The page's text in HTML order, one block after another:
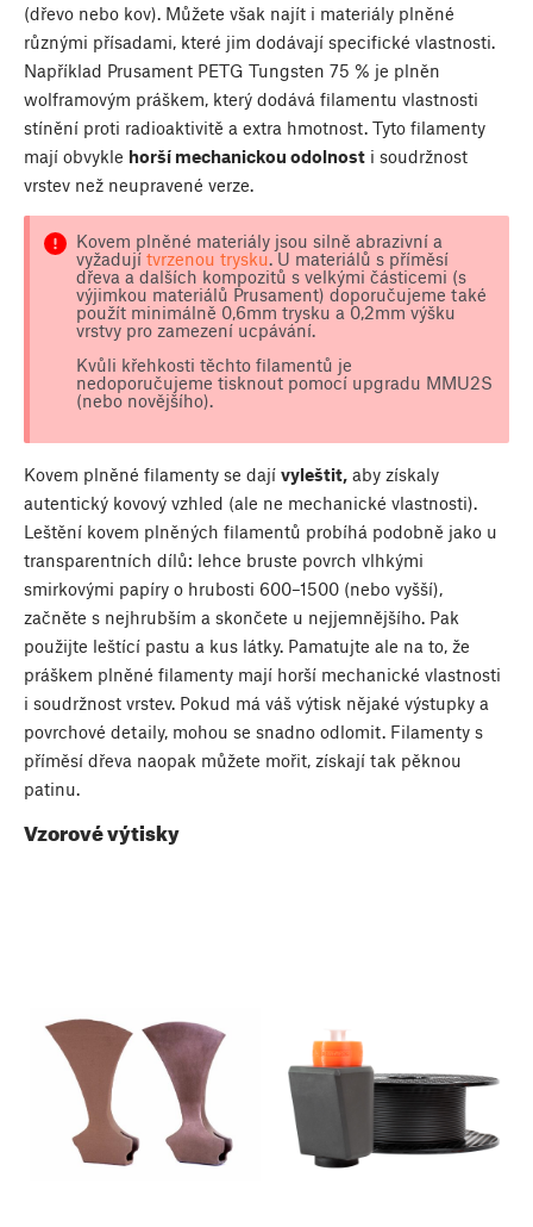
(dřevo nebo kov). Můžete však najít i materiály plněné
různými přísadami, které jim dodávají specifické vlastnosti.
Například Prusament PETG Tungsten 75 % je plněn
wolframovým práškem, který dodává filamentu vlastnosti
stínění proti radioaktivitě a extra hmotnost. Tyto filamenty
mají obvykle horší mechanickou odolnost i soudržnost
vrstev než neupravené verze.
Kovem plněné materiály jsou silně abrazivní a
vyžadují tvrzenou trysku. U materiálů s příměsí
dřeva a dalších kompozitů s velkými částicemi (s
výjimkou materiálů Prusament) doporučujeme také
použít minimálně 0,6mm trysku a 0,2mm výšku
vrstvy pro zamezení ucpávání.
Kvůli křehkosti těchto filamentů je
nedoporučujeme tisknout pomocí upgradu MMU2S
(nebo novějšího).
Kovem plněné filamenty se dají vyleštit, aby získaly
autentický kovový vzhled (ale ne mechanické vlastnosti).
Leštění kovem plněných filamentů probíhá podobně jako u
transparentních dílů: lehce bruste povrch vlhkými
smirkovými papíry o hrubosti 600–1500 (nebo vyšší),
začněte s nejhrubším a skončete u nejjemnějšího. Pak
použijte leštící pastu a kus látky. Pamatujte ale na to, že
práškem plněné filamenty mají horší mechanické vlastnosti
i soudržnost vrstev. Pokud má váš výtisk nějaké výstupky a
povrchové detaily, mohou se snadno odlomit. Filamenty s
příměsí dřeva naopak můžete mořit, získají tak pěknou
patinu.
Vzorové výtisky